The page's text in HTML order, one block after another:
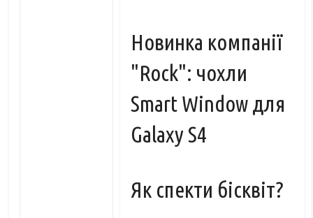
Новинка компанії
"Rock": чохли
Smart Window для
Galaxy S4
Як спекти бісквіт?